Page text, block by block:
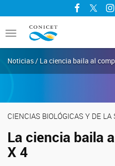
Facebook
Twitter
Toggle
navigation
Noticias / La ciencia baila al
CIENCIAS BIOLÓGICAS Y DE LA
La ciencia baila
X 4